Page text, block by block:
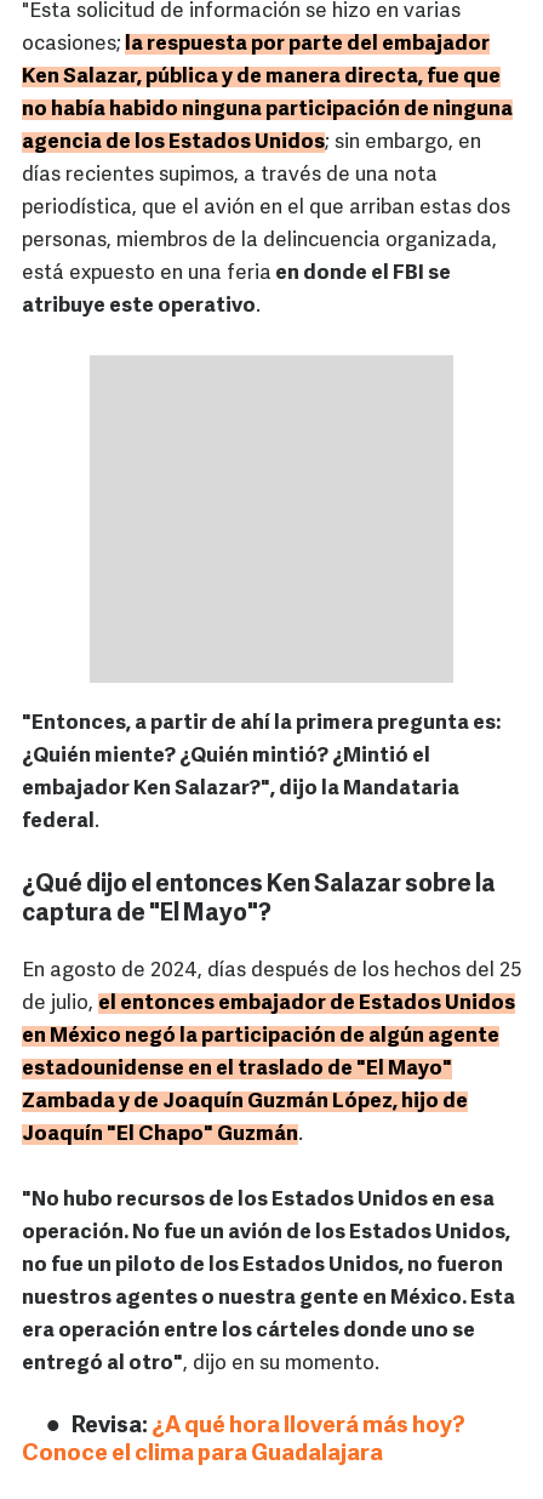
"Esta solicitud de información se hizo en varias
ocasiones; la respuesta por parte del embajador
Ken Salazar, pública y de manera directa, fue que
no había habido ninguna participación de ninguna
agencia de los Estados Unidos; sin embargo, en
días recientes supimos, a través de una nota
periodística, que el avión en el que arriban estas dos
personas, miembros de la delincuencia organizada,
está expuesto en una feria en donde el FBI se
atribuye este operativo.
"Entonces, a partir de ahí la primera pregunta es:
¿Quién miente? ¿Quién mintió? ¿Mintió el
embajador Ken Salazar?", dijo la Mandataria
federal.
¿Qué dijo el entonces Ken Salazar sobre la
captura de "El Mayo"?
En agosto de 2024, días después de los hechos del 25
de julio, el entonces embajador de Estados Unidos
en México negó la participación de algún agente
estadounidense en el traslado de "El Mayo"
Zambada y de Joaquín Guzmán López, hijo de
Joaquín "El Chapo" Guzmán.
"No hubo recursos de los Estados Unidos en esa
operación. No fue un avión de los Estados Unidos,
no fue un piloto de los Estados Unidos, no fueron
nuestros agentes o nuestra gente en México. Esta
era operación entre los cárteles donde uno se
entregó al otro", dijo en su momento.
Revisa: ¿A qué hora lloverá más hoy?
Conoce el clima para Guadalajara